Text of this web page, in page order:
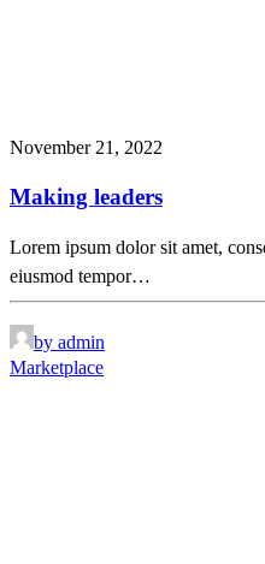
November 21, 2022
Making leaders
Lorem ipsum dolor sit amet,
eiusmod tempor…
by admin
Marketplace